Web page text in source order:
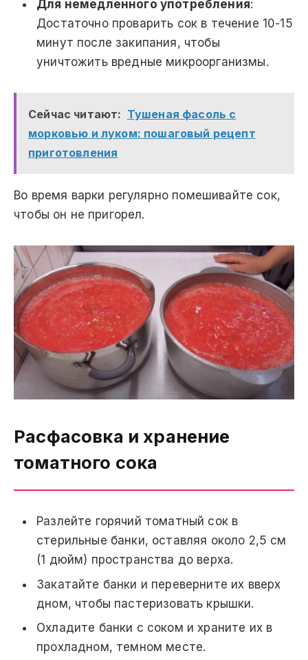
Для немедленного употребления:
Достаточно проварить сок в течение 10-15
минут после закипания, чтобы
уничтожить вредные микроорганизмы.
Сейчас читают: Тушеная фасоль с
морковью и луком: пошаговый рецепт
приготовления
Во время варки регулярно помешивайте сок,
чтобы он не пригорел.
Расфасовка и хранение
томатного сока
Разлейте горячий томатный сок в
стерильные банки, оставляя около 2,5 см
(1 дюйм) пространства до верха.
Закатайте банки и переверните их вверх
дном, чтобы пастеризовать крышки.
Охладите банки с соком и храните их в
прохладном, темном месте.